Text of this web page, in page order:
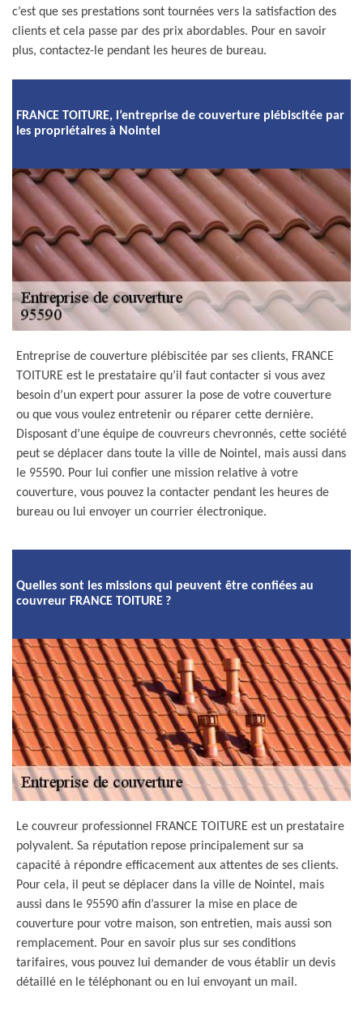
c’est que ses prestations sont tournées vers la satisfaction des
clients et cela passe par des prix abordables. Pour en savoir
plus, contactez-le pendant les heures de bureau.
FRANCE TOITURE, l’entreprise de couverture plébiscitée par
les propriétaires à Nointel
Entreprise de couverture plébiscitée par ses clients, FRANCE
TOITURE est le prestataire qu’il faut contacter si vous avez
besoin d’un expert pour assurer la pose de votre couverture
ou que vous voulez entretenir ou réparer cette dernière.
Disposant d’une équipe de couvreurs chevronnés, cette société
peut se déplacer dans toute la ville de Nointel, mais aussi dans
le 95590. Pour lui confier une mission relative à votre
couverture, vous pouvez la contacter pendant les heures de
bureau ou lui envoyer un courrier électronique.
Quelles sont les missions qui peuvent être confiées au
couvreur FRANCE TOITURE ?
Le couvreur professionnel FRANCE TOITURE est un prestataire
polyvalent. Sa réputation repose principalement sur sa
capacité à répondre efficacement aux attentes de ses clients.
Pour cela, il peut se déplacer dans la ville de Nointel, mais
aussi dans le 95590 afin d’assurer la mise en place de
couverture pour votre maison, son entretien, mais aussi son
remplacement. Pour en savoir plus sur ses conditions
tarifaires, vous pouvez lui demander de vous établir un devis
détaillé en le téléphonant ou en lui envoyant un mail.